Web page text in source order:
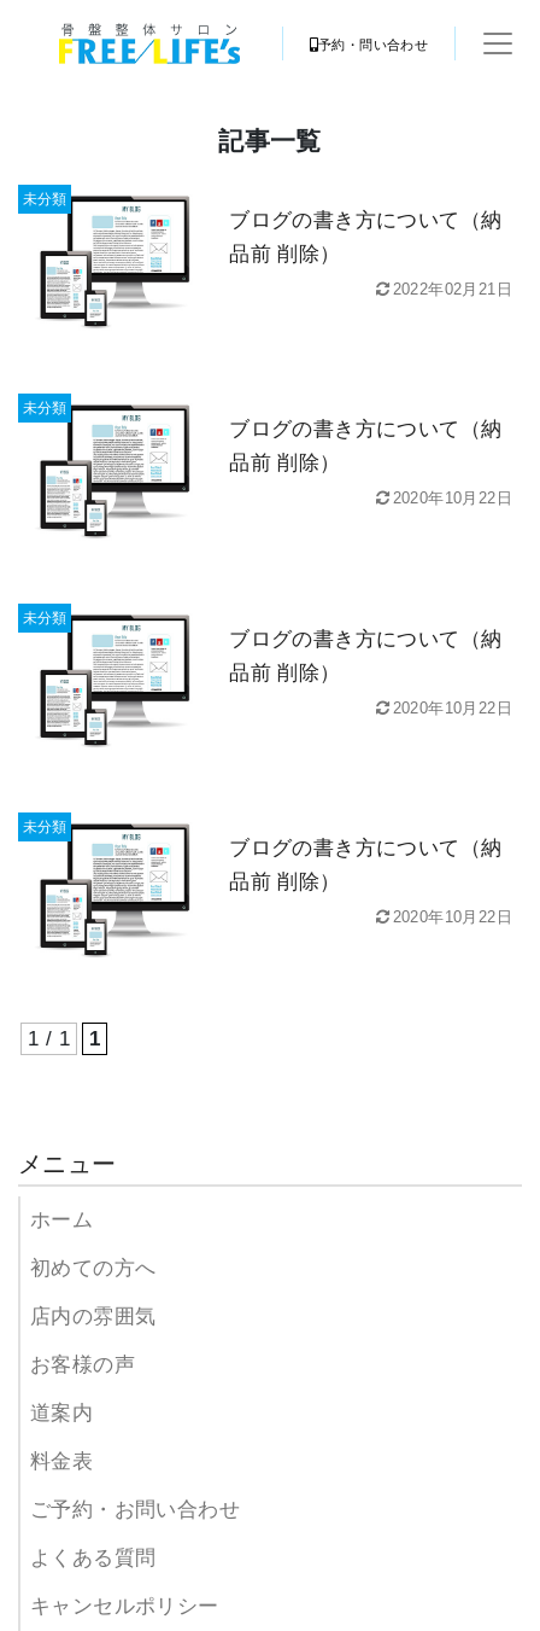
予約・問い合わせ
記事一覧
未分類
ブログの書き方について（納
品前 削除）
2022年02月21日
未分類
ブログの書き方について（納
品前 削除）
2020年10月22日
未分類
ブログの書き方について（納
品前 削除）
2020年10月22日
未分類
ブログの書き方について（納
品前 削除）
2020年10月22日
1 / 1 1
メニュー
ホーム
初めての方へ
店内の雰囲気
お客様の声
道案内
料金表
ご予約・お問い合わせ
よくある質問
キャンセルポリシー